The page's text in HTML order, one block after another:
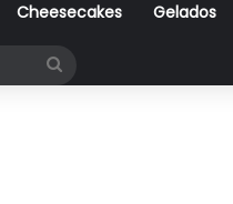
Cheesecakes Gelados